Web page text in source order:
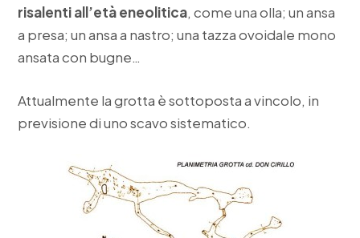
risalenti all’età eneolitica, come una olla; un ansa
a presa; un ansa a nastro; una tazza ovoidale mono
ansata con bugne…
Attualmente la grotta è sottoposta a vincolo, in
previsione di uno scavo sistematico.